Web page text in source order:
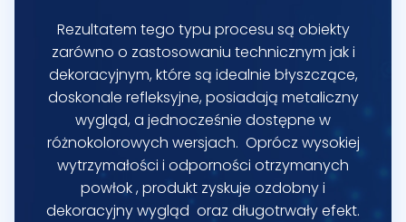
Rezultatem tego typu procesu są obiekty
zarówno o zastosowaniu technicznym jak i
dekoracyjnym, które są idealnie błyszczące,
doskonale refleksyjne, posiadają metaliczny
wygląd, a jednocześnie dostępne w
różnokolorowych wersjach. Oprócz wysokiej
wytrzymałości i odporności otrzymanych
powłok , produkt zyskuje ozdobny i
dekoracyjny wygląd oraz długotrwały efekt.